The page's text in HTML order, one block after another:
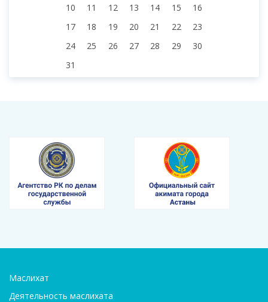
10
11 12 13 14 15
16
17
18 19 20 21 22
23
24
25 26 27 28 29
30
31
Маслихат
Деятельность маслихата